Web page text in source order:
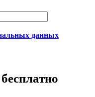
данных